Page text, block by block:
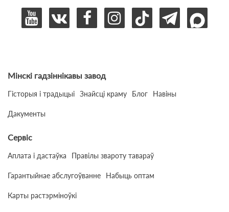
Мінскі гадзіннікавы завод
Гісторыя і традыцыі Знайсці краму Блог Навіны
Дакументы
Сервіс
Аплата і дастаўка Правілы звароту тавараў
Гарантыйнае абслугоўванне Набыць оптам
Карты растэрміноўкі